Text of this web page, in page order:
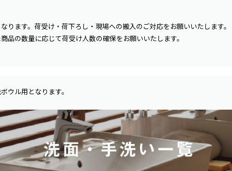
ります。荷受け・荷下ろし・現場への搬入のご対応をお願いいたします。
品の数量に応じて荷受け人数の確保をお願いいたします。
ウル用となります。